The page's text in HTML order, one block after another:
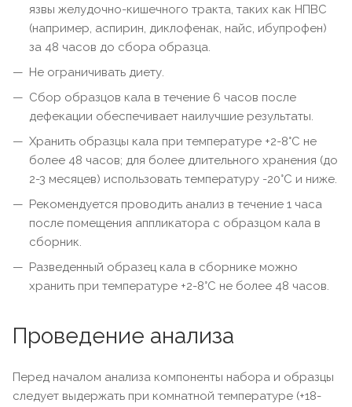
язвы желудочно-кишечного тракта, таких как НПВС
(например, аспирин, диклофенак, найс, ибупрофен)
за 48 часов до сбора образца.
Не ограничивать диету.
Сбор образцов кала в течение 6 часов после
дефекации обеспечивает наилучшие результаты.
Хранить образцы кала при температуре +2-8°С не
более 48 часов; для более длительного хранения (до
2-3 месяцев) использовать температуру -20°С и ниже.
Рекомендуется проводить анализ в течение 1 часа
после помещения аппликатора с образцом кала в
сборник.
Разведенный образец кала в сборнике можно
хранить при температуре +2-8°С не более 48 часов.
Проведение анализа
Перед началом анализа компоненты набора и образцы
следует выдержать при комнатной температуре (+18-